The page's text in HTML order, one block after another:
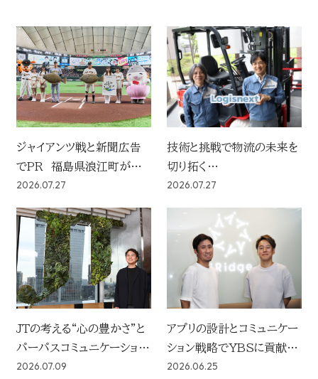
ジャイアンツ戦と新聞広告
でPR 福島県浪江町が見
据える東日本大震災からの
ン戦略
2026.07.27
技術と挑戦で物流の未来を
切り拓く
社会に広く届けたい 社名に
2026.07.27
JTの考える“心の豊かさ”と
パーパスコミュニケーション
新統合キャンペーン「この広
2026.07.09
アプリの設計とコミュニケー
ション戦略でYBSに貢献
課題から逆算して紐解く、
2026.06.25